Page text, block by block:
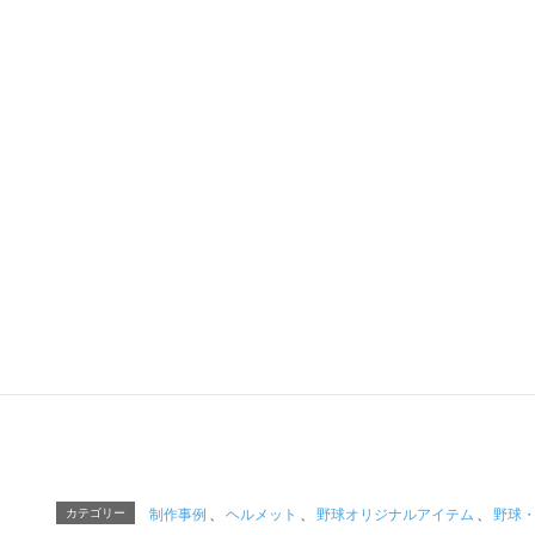
カテゴリー 制作事例 、 ヘルメット 、 野球オリジナルアイテム 、 野球